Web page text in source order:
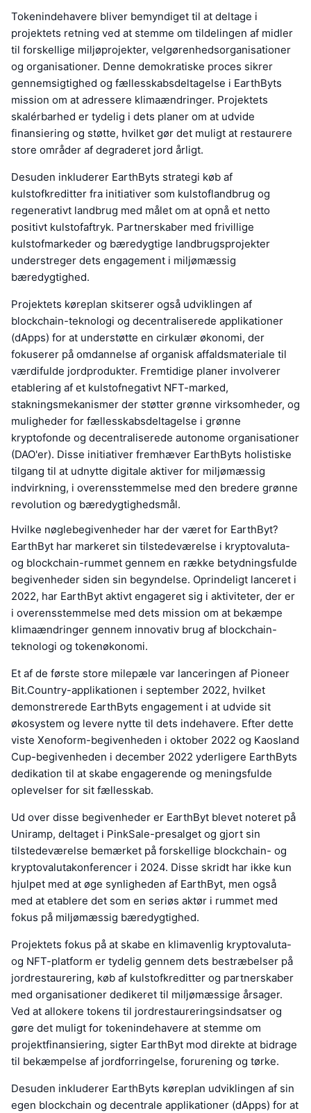
Tokenindehavere bliver bemyndiget til at deltage i
projektets retning ved at stemme om tildelingen af midler
til forskellige miljøprojekter, velgørenhedsorganisationer
og organisationer. Denne demokratiske proces sikrer
gennemsigtighed og fællesskabsdeltagelse i EarthByts
mission om at adressere klimaændringer. Projektets
skalérbarhed er tydelig i dets planer om at udvide
finansiering og støtte, hvilket gør det muligt at restaurere
store områder af degraderet jord årligt.
Desuden inkluderer EarthByts strategi køb af
kulstofkreditter fra initiativer som kulstoflandbrug og
regenerativt landbrug med målet om at opnå et netto
positivt kulstofaftryk. Partnerskaber med frivillige
kulstofmarkeder og bæredygtige landbrugsprojekter
understreger dets engagement i miljømæssig
bæredygtighed.
Projektets køreplan skitserer også udviklingen af
blockchain-teknologi og decentraliserede applikationer
(dApps) for at understøtte en cirkulær økonomi, der
fokuserer på omdannelse af organisk affaldsmateriale til
værdifulde jordprodukter. Fremtidige planer involverer
etablering af et kulstofnegativt NFT-marked,
stakningsmekanismer der støtter grønne virksomheder, og
muligheder for fællesskabsdeltagelse i grønne
kryptofonde og decentraliserede autonome organisationer
(DAO'er). Disse initiativer fremhæver EarthByts holistiske
tilgang til at udnytte digitale aktiver for miljømæssig
indvirkning, i overensstemmelse med den bredere grønne
revolution og bæredygtighedsmål.
Hvilke nøglebegivenheder har der været for EarthByt?
EarthByt har markeret sin tilstedeværelse i kryptovaluta-
og blockchain-rummet gennem en række betydningsfulde
begivenheder siden sin begyndelse. Oprindeligt lanceret i
2022, har EarthByt aktivt engageret sig i aktiviteter, der er
i overensstemmelse med dets mission om at bekæmpe
klimaændringer gennem innovativ brug af blockchain-
teknologi og tokenøkonomi.
Et af de første store milepæle var lanceringen af Pioneer
Bit.Country-applikationen i september 2022, hvilket
demonstrerede EarthByts engagement i at udvide sit
økosystem og levere nytte til dets indehavere. Efter dette
viste Xenoform-begivenheden i oktober 2022 og Kaosland
Cup-begivenheden i december 2022 yderligere EarthByts
dedikation til at skabe engagerende og meningsfulde
oplevelser for sit fællesskab.
Ud over disse begivenheder er EarthByt blevet noteret på
Uniramp, deltaget i PinkSale-presalget og gjort sin
tilstedeværelse bemærket på forskellige blockchain- og
kryptovalutakonferencer i 2024. Disse skridt har ikke kun
hjulpet med at øge synligheden af EarthByt, men også
med at etablere det som en seriøs aktør i rummet med
fokus på miljømæssig bæredygtighed.
Projektets fokus på at skabe en klimavenlig kryptovaluta-
og NFT-platform er tydelig gennem dets bestræbelser på
jordrestaurering, køb af kulstofkreditter og partnerskaber
med organisationer dedikeret til miljømæssige årsager.
Ved at allokere tokens til jordrestaureringsindsatser og
gøre det muligt for tokenindehavere at stemme om
projektfinansiering, sigter EarthByt mod direkte at bidrage
til bekæmpelse af jordforringelse, forurening og tørke.
Desuden inkluderer EarthByts køreplan udviklingen af sin
egen blockchain og decentrale applikationer (dApps) for at